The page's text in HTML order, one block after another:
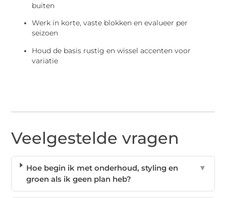
buiten
Werk in korte, vaste blokken en evalueer per
seizoen
Houd de basis rustig en wissel accenten voor
variatie
Veelgestelde vragen
Hoe begin ik met onderhoud, styling en
groen als ik geen plan heb?
▼